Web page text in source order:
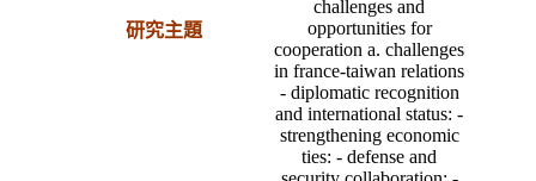
研究主題
challenges and
opportunities for
cooperation a. challenges
in france-taiwan relations
- diplomatic recognition
and international status: -
strengthening economic
ties: - defense and